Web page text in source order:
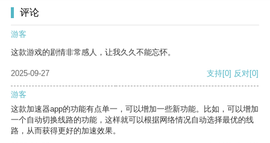
评论
游客
这款游戏的剧情非常感人，让我久久不能忘怀。
2025-09-27 支持[0] 反对[0]
游客
这款加速器app的功能有点单一，可以增加一些新功能。比如，可以增加
一个自动切换线路的功能，这样就可以根据网络情况自动选择最优的线
路，从而获得更好的加速效果。